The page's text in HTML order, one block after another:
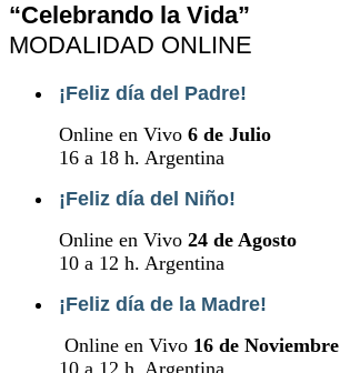
“Celebrando la Vida”
MODALIDAD ONLINE
¡Feliz día del Padre!
Online en Vivo 6 de Julio
16 a 18 h. Argentina
¡Feliz día del Niño!
Online en Vivo 24 de Agosto
10 a 12 h. Argentina
¡Feliz día de la Madre!
Online en Vivo 16 de Noviembre
10 a 12 h. Argentina